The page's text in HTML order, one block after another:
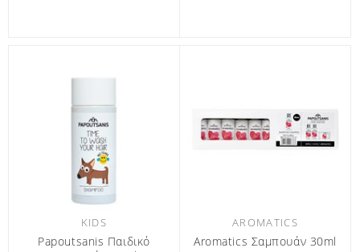
KIDS
Papoutsanis Παιδικό
AROMATICS
Aromatics Σαμπουάν 30ml